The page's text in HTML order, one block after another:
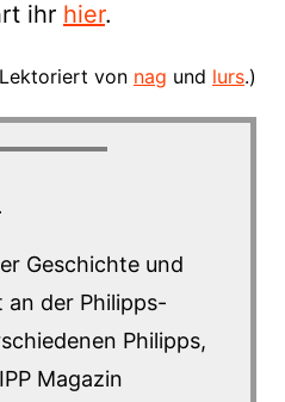
ihr hier.
von nag und lurs.)
Geschichte und
der Philipps-
Philipps,
Magazin